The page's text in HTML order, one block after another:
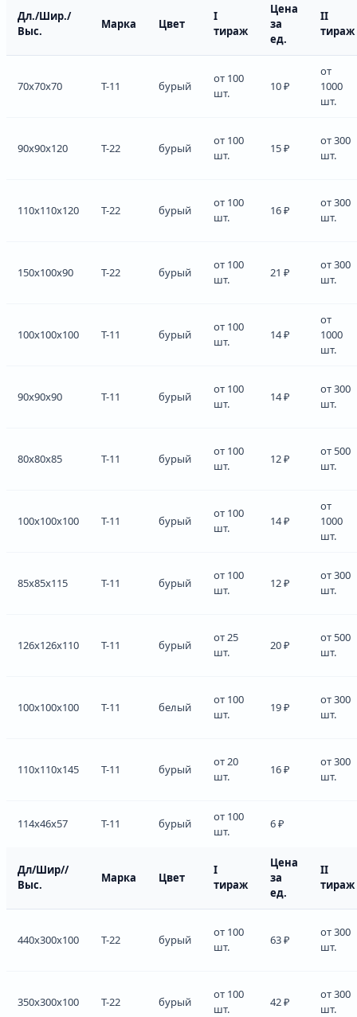
Дл./Шир./
Выс.
Марка Цвет
I
тираж
Цена
за
ед.
II
тираж
70x70x70 Т-11 бурый
от 100
шт.
10 ₽
от
1000
шт.
90x90x120 Т-22 бурый
от 100
шт.
15 ₽
от 300
шт.
110x110x120 Т-22 бурый
от 100
шт.
16 ₽
от 300
шт.
150x100x90 Т-22 бурый
от 100
шт.
21 ₽
от 300
шт.
100x100x100 Т-11 бурый
от 100
шт.
14 ₽
от
1000
шт.
90x90x90 Т-11 бурый
от 100
шт.
14 ₽
от 300
шт.
80x80x85 Т-11 бурый
от 100
шт.
12 ₽
от 500
шт.
100x100x100 Т-11 бурый
от 100
шт.
14 ₽
от
1000
шт.
85x85x115 Т-11 бурый
от 100
шт.
12 ₽
от 300
шт.
126x126x110 Т-11 бурый
от 25
шт.
20 ₽
от 500
шт.
100x100x100 Т-11 белый
от 100
шт.
19 ₽
от 300
шт.
110x110x145 Т-11 бурый
от 20
шт.
16 ₽
от 300
шт.
114x46x57 Т-11 бурый
от 100
шт.
6 ₽
Дл/Шир//
Выс.
Марка Цвет
I
тираж
Цена
за
ед.
II
тираж
440x300x100 Т-22 бурый
от 100
шт.
63 ₽
от 300
шт.
350x300x100 Т-22 бурый
от 100
шт.
42 ₽
от 300
шт.